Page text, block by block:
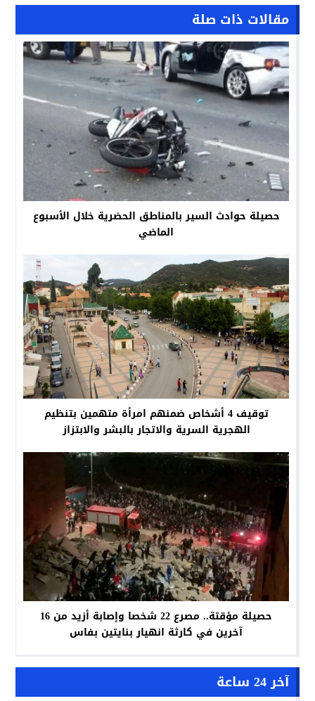
مقالات ذات صلة
حصيلة حوادث السير بالمناطق الحضرية خلال الأسبوع
الماضي
توقيف 4 أشخاص ضمنهم امرأة متهمين بتنظيم
الهجرية السرية والاتجار بالبشر والابتزاز
حصيلة مؤقتة.. مصرع 22 شخصا وإصابة أزيد من 16
آخرين في كارثة انهيار بنايتين بفاس
آخر 24 ساعة